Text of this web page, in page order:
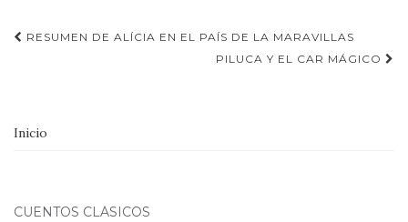
Navegación
RESUMEN DE ALÍCIA EN EL PAÍS DE LA MARAVILLAS
PILUCA Y EL CAR MÁGICO
Inicio
CUENTOS CLÁSICOS